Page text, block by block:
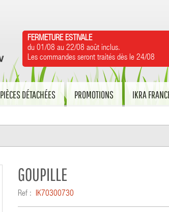
FERMETURE ESTIVALE
du 01/08 au 22/08 août inclus.
Les commandes seront traités dès le 24/08
PIÈCES DÉTACHÉES PROMOTIONS IKRA
GOUPILLE
Ref : IK70300730